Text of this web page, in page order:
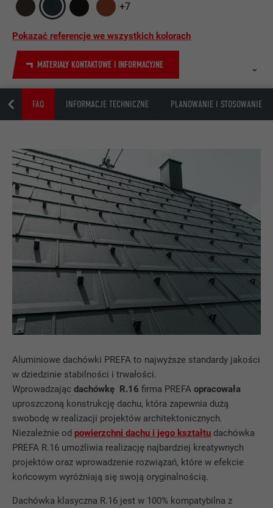
+7
Pokazać referencje we wszystkich kolorach
MATERIAŁY KONTAKTOWE I INFORMACYJNE
FAQ INFORMACJE TECHNICZNE PLANOWANIE I STOSOWANIE
Aluminiowe dachówki PREFA to najwyższe standardy jakości
w dziedzinie stabilności i trwałości.
Wprowadzającdachówkę R.16 firma PREFAopracowała
uproszczoną konstrukcję dachu, która zapewnia dużą
swobodę w realizacji projektów architektonicznych.
Niezależnie od powierzchni dachu i jego kształtu dachówka
PREFA R.16 umożliwia realizację najbardziej kreatywnych
projektów oraz wprowadzenie rozwiązań, które w efekcie
końcowym wyróżniają się swoją oryginalnością.
Dachówka klasyczna R.16 jest w 100% kompatybilna z